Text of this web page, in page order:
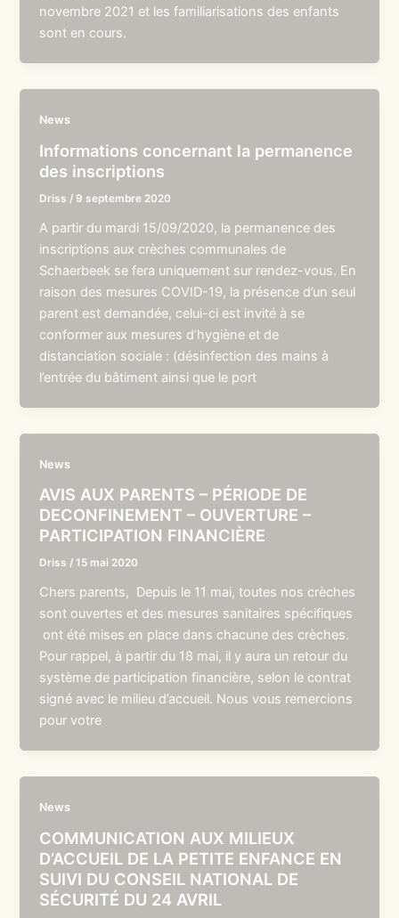
novembre 2021 et les familiarisations des enfants
sont en cours.
News
Informations concernant la permanence
des inscriptions
Driss / 9 septembre 2020
A partir du mardi 15/09/2020, la permanence des
inscriptions aux crèches communales de
Schaerbeek se fera uniquement sur rendez-vous. En
raison des mesures COVID-19, la présence d’un seul
parent est demandée, celui-ci est invité à se
conformer aux mesures d’hygiène et de
distanciation sociale : (désinfection des mains à
l’entrée du bâtiment ainsi que le port
News
AVIS AUX PARENTS – PÉRIODE DE
DECONFINEMENT – OUVERTURE –
PARTICIPATION FINANCIÈRE
Driss /15 mai 2020
Chers parents, Depuis le 11 mai, toutes nos crèches
sont ouvertes et des mesures sanitaires spécifiques
ont été mises en place dans chacune des crèches.
Pour rappel, à partir du 18 mai, il y aura un retour du
système de participation financière, selon le contrat
signé avec le milieu d’accueil. Nous vous remercions
pour votre
News
COMMUNICATION AUX MILIEUX
D’ACCUEIL DE LA PETITE ENFANCE EN
SUIVI DU CONSEIL NATIONAL DE
SÉCURITÉ DU 24 AVRIL